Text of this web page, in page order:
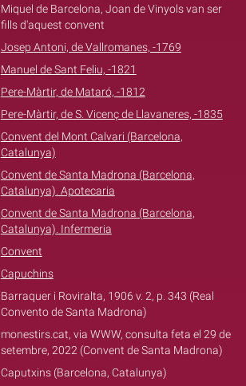
Miquel de Barcelona, Joan de Vinyols van ser
fills d'aquest convent
Josep Antoni, de Vallromanes, -1769
Manuel de Sant Feliu, -1821
Pere-Màrtir, de Mataró, -1812
Pere-Màrtir, de S. Vicenç de Llavaneres, -1835
Convent del Mont Calvari (Barcelona,
Catalunya)
Convent de Santa Madrona (Barcelona,
Catalunya). Apotecaria
Convent de Santa Madrona (Barcelona,
Catalunya). Infermeria
Convent
Capuchins
Barraquer i Roviralta, 1906 v. 2, p. 343 (Real
Convento de Santa Madrona)
monestirs.cat, via WWW, consulta feta el 29 de
setembre, 2022 (Convent de Santa Madrona)
Caputxins (Barcelona, Catalunya)